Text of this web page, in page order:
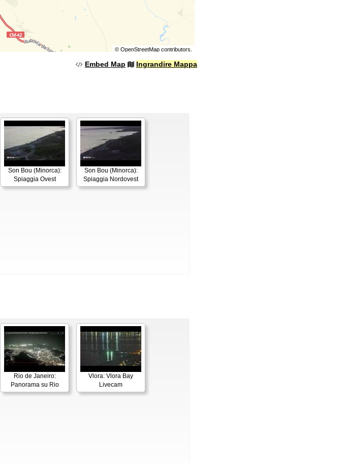
© OpenStreetMapcontributors.
Embed Map Ingrandire Mappa
Son Bou (Minorca):
Spiaggia Ovest
Son Bou (Minorca):
Spiaggia Nordovest
Rio de Janeiro:
Panorama su Rio
Vlora: Vlora Bay
Livecam